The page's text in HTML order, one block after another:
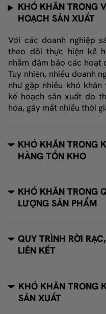
Với các doanh nghiệp
theo dõi thực hiện kế
nhằm đảm bảo các hoạt
Tuy nhiên, nhiều doanh
như gặp nhiều khó
kế hoạch sản xuất do
hóa, gây mất nhiều thời
KHÓ KHĂN TRONG
HOẠCH SẢN XUẤT
KHÓ KHĂN TRONG
HÀNG TỒN KHO
KHÓ KHĂN TRONG
LƯỢNG SẢN PHẨM
QUY TRÌNH RỜI
LIÊN KẾT
KHÓ KHĂN TRONG
SẢN XUẤT